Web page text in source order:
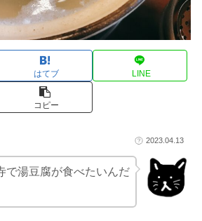
はてブ LINE
コピー
2023.04.13
で湯豆腐が食べたいんだ